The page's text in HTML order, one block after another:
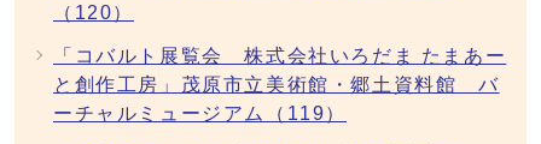
（120）
「コバルト展覧会 株式会社いろだま たまあー
と創作工房」茂原市立美術館・郷土資料館 バ
ーチャルミュージアム（119）